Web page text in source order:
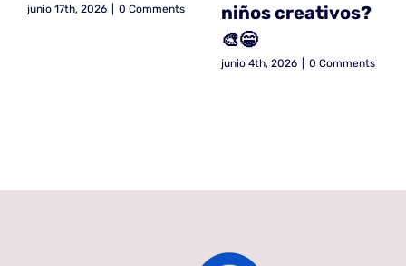
junio 17th, 2026 0 Comments
niños creativos?
🎨😁
junio 4th, 2026 0 Comments